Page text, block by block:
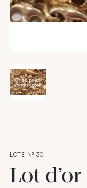
LOTE Nº 30
Lot d’or